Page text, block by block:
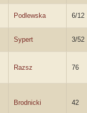
Podlewska 6/12
Sypert 3/52
Razsz 76
Brodnicki 42